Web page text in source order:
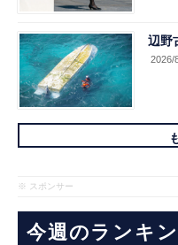
辺野
※ スポンサー
今週のランキ